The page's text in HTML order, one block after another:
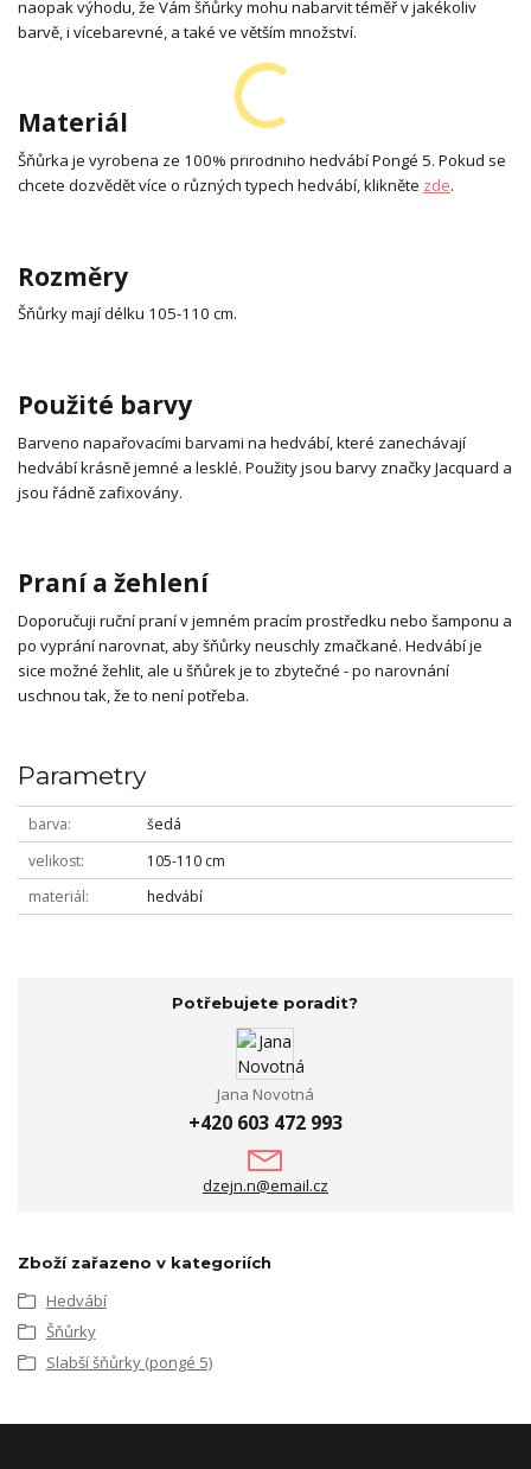
naopak výhodu, že Vám šňůrky mohu nabarvit téměř v jakékoliv
barvě, i vícebarevné, a také ve větším množství.
Materiál
Šňůrka je vyrobena ze 100% přírodního hedvábí Pongé 5. Pokud se
chcete dozvědět více o různých typech hedvábí, klikněte zde.
Rozměry
Šňůrky mají délku 105-110 cm.
Použité barvy
Barveno napařovacími barvami na hedvábí, které zanechávají
hedvábí krásně jemné a lesklé. Použity jsou barvy značky Jacquard a
jsou řádně zafixovány.
Praní a žehlení
Doporučuji ruční praní v jemném pracím prostředku nebo šamponu a
po vyprání narovnat, aby šňůrky neuschly zmačkané. Hedvábí je
sice možné žehlit, ale u šňůrek je to zbytečné - po narovnání
uschnou tak, že to není potřeba.
Parametry
barva
šedá
velikost
105-110 cm
materiál
hedvábí
Potřebujete poradit?
Jana Novotná
+420 603 472 993
dzejn.n@email.cz
Zboží zařazeno v kategoriích
Hedvábí
Šňůrky
Slabší šňůrky (pongé 5)